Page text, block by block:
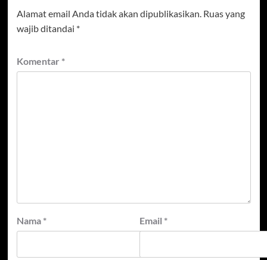
Alamat email Anda tidak akan dipublikasikan. Ruas yang
wajib ditandai *
Komentar *
Nama * Email *